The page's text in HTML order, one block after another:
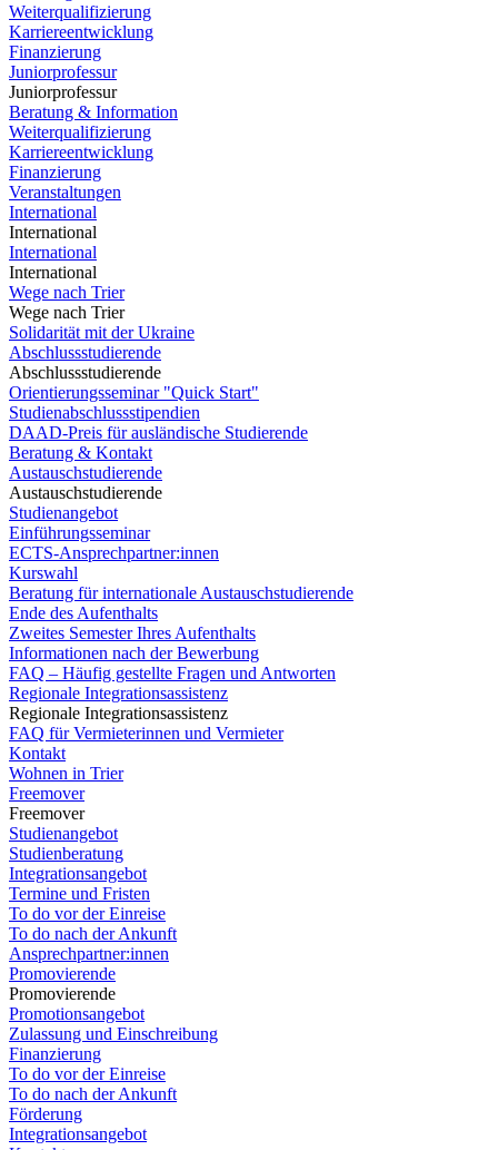
Weiterqualifizierung
Karriereentwicklung
Finanzierung
Juniorprofessur
Juniorprofessur
Beratung & Information
Weiterqualifizierung
Karriereentwicklung
Finanzierung
Veranstaltungen
International
International
International
International
Wege nach Trier
Wege nach Trier
Solidarität mit der Ukraine
Abschlussstudierende
Abschlussstudierende
Orientierungsseminar "Quick Start"
Studienabschlussstipendien
DAAD-Preis für ausländische Studierende
Beratung & Kontakt
Austauschstudierende
Austauschstudierende
Studienangebot
Einführungsseminar
ECTS-Ansprechpartner:innen
Kurswahl
Beratung für internationale Austauschstudierende
Ende des Aufenthalts
Zweites Semester Ihres Aufenthalts
Informationen nach der Bewerbung
FAQ – Häufig gestellte Fragen und Antworten
Regionale Integrationsassistenz
Regionale Integrationsassistenz
FAQ für Vermieterinnen und Vermieter
Kontakt
Wohnen in Trier
Freemover
Freemover
Studienangebot
Studienberatung
Integrationsangebot
Termine und Fristen
To do vor der Einreise
To do nach der Ankunft
Ansprechpartner:innen
Promovierende
Promovierende
Promotionsangebot
Zulassung und Einschreibung
Finanzierung
To do vor der Einreise
To do nach der Ankunft
Förderung
Integrationsangebot